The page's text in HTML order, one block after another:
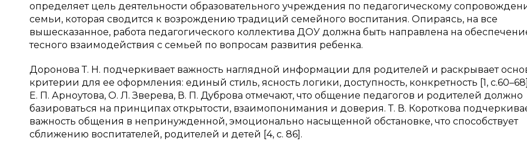
определяет цель деятельности образовательного учреждения по педагогическому
семьи, которая сводится к возрождению традиций семейного воспитания. Опираясь, на все
вышесказанное, работа педагогического коллектива ДОУ должна быть направлена на
тесного взаимодействия с семьей по вопросам развития ребенка.
Доронова Т. Н. подчеркивает важность наглядной информации для родителей и раскрывает
критерии для ее оформления: единый стиль, ясность логики, доступность, конкретность [1,
Е. П. Арноутова, О. Л. Зверева, В. П. Дуброва отмечают, что общение педагогов и родителей должно
базироваться на принципах открытости, взаимопонимания и доверия. Т. В. Короткова
важность общения в непринужденной, эмоционально насыщенной обстановке, что способствует
сближению воспитателей, родителей и детей [4, с. 86].